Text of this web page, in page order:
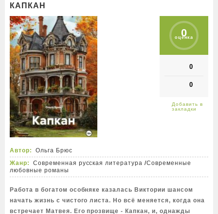
КАПКАН
0
оценка
0
0
Автор:
Ольга Брюс
Жанр:
Современная русская литература /Современные
любовные романы
Работа в богатом особняке казалась Виктории шансом
начать жизнь с чистого листа. Но всё меняется, когда она
встречает Матвея. Его прозвище - Капкан, и, однажды